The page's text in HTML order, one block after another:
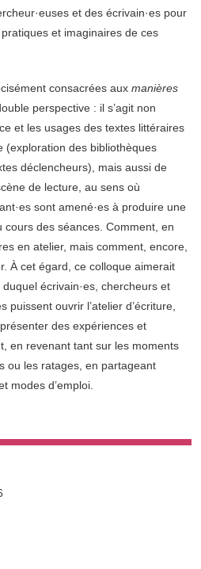
et des écrivain·es pour
et imaginaires de ces
consacrées aux manières
perspective : il s’agit non
et les usages des textes littéraires
(exploration des bibliothèques
déclencheurs), mais aussi de
de lecture, au sens où
sont amené·es à produire une
cours des séances. Comment, en
en atelier, mais comment, encore,
À cet égard, ce colloque aimerait
écrivain·es, chercheurs et
puissent ouvrir l’atelier d’écriture,
des expériences et
en revenant tant sur les moments
ou les ratages, en partageant
modes d’emploi.